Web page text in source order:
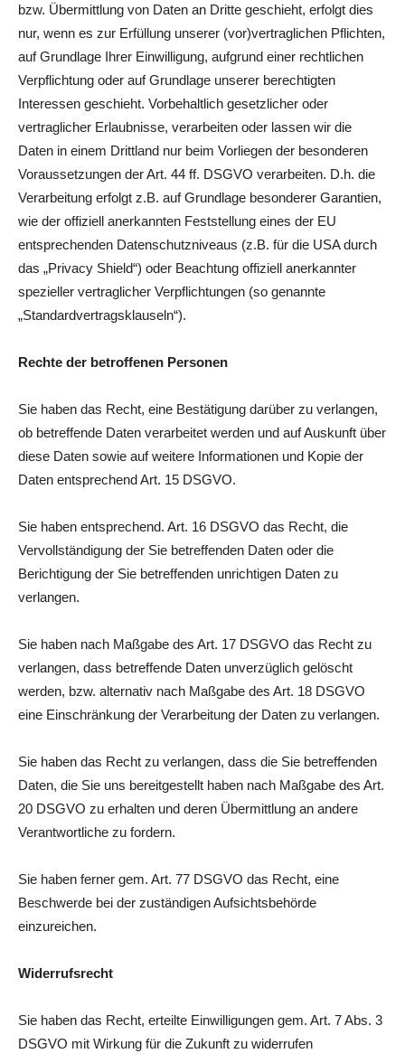
bzw. Übermittlung von Daten an Dritte geschieht, erfolgt dies
nur, wenn es zur Erfüllung unserer (vor)vertraglichen Pflichten,
auf Grundlage Ihrer Einwilligung, aufgrund einer rechtlichen
Verpflichtung oder auf Grundlage unserer berechtigten
Interessen geschieht. Vorbehaltlich gesetzlicher oder
vertraglicher Erlaubnisse, verarbeiten oder lassen wir die
Daten in einem Drittland nur beim Vorliegen der besonderen
Voraussetzungen der Art. 44 ff. DSGVO verarbeiten. D.h. die
Verarbeitung erfolgt z.B. auf Grundlage besonderer Garantien,
wie der offiziell anerkannten Feststellung eines der EU
entsprechenden Datenschutzniveaus (z.B. für die USA durch
das „Privacy Shield“) oder Beachtung offiziell anerkannter
spezieller vertraglicher Verpflichtungen (so genannte
„Standardvertragsklauseln“).
Rechte der betroffenen Personen
Sie haben das Recht, eine Bestätigung darüber zu verlangen,
ob betreffende Daten verarbeitet werden und auf Auskunft über
diese Daten sowie auf weitere Informationen und Kopie der
Daten entsprechend Art. 15 DSGVO.
Sie haben entsprechend. Art. 16 DSGVO das Recht, die
Vervollständigung der Sie betreffenden Daten oder die
Berichtigung der Sie betreffenden unrichtigen Daten zu
verlangen.
Sie haben nach Maßgabe des Art. 17 DSGVO das Recht zu
verlangen, dass betreffende Daten unverzüglich gelöscht
werden, bzw. alternativ nach Maßgabe des Art. 18 DSGVO
eine Einschränkung der Verarbeitung der Daten zu verlangen.
Sie haben das Recht zu verlangen, dass die Sie betreffenden
Daten, die Sie uns bereitgestellt haben nach Maßgabe des Art.
20 DSGVO zu erhalten und deren Übermittlung an andere
Verantwortliche zu fordern.
Sie haben ferner gem. Art. 77 DSGVO das Recht, eine
Beschwerde bei der zuständigen Aufsichtsbehörde
einzureichen.
Widerrufsrecht
Sie haben das Recht, erteilte Einwilligungen gem. Art. 7 Abs. 3
DSGVO mit Wirkung für die Zukunft zu widerrufen